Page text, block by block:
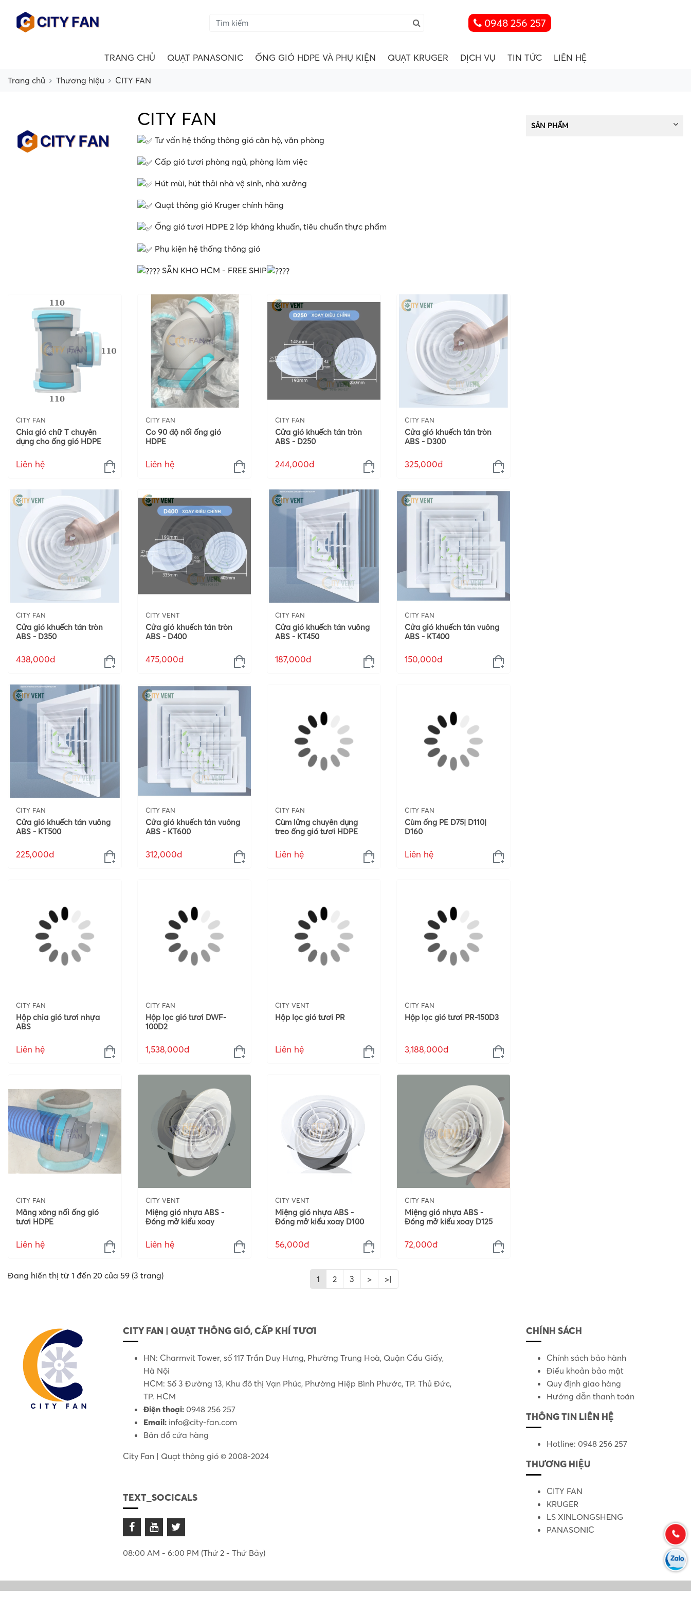
0948 256 257
TRANG CHỦ QUẠT PANASONIC ỐNG GIÓ HDPE VÀ PHỤ KIỆN QUẠT KRUGER DỊCH VỤ TIN TỨC LIÊN HỆ
Trang chủ Thương hiệu CITY FAN
CITY FAN
Tư vấn hệ thống thông gió căn hộ, văn phòng
Cấp gió tươi phòng ngủ, phòng làm việc
Hút mùi, hút thải nhà vệ sinh, nhà xưởng
Quạt thông gió Kruger chính hãng
Ống gió tươi HDPE 2 lớp kháng khuẩn, tiêu chuẩn thực phẩm
Phụ kiện hệ thống thông gió
SẴN KHO HCM - FREE SHIP
CITY FAN
Chia gió chữ T chuyên
dụng cho ống gió HDPE
Liên hệ
CITY FAN
Co 90 độ nối ống gió
HDPE
Liên hệ
CITY FAN
Cửa gió khuếch tán tròn
ABS - D250
244,000đ
CITY FAN
Cửa gió khuếch tán tròn
ABS - D300
325,000đ
CITY FAN
Cửa gió khuếch tán tròn
ABS - D350
438,000đ
CITY VENT
Cửa gió khuếch tán tròn
ABS - D400
475,000đ
CITY FAN
Cửa gió khuếch tán vuông
ABS - KT450
187,000đ
CITY FAN
Cửa gió khuếch tán vuông
ABS - KT400
150,000đ
CITY FAN
Cửa gió khuếch tán vuông
ABS - KT500
225,000đ
CITY FAN
Cửa gió khuếch tán vuông
ABS - KT600
312,000đ
CITY FAN
Cùm lửng chuyên dụng
treo ống gió tươi HDPE
Liên hệ
CITY FAN
Cùm ống PE D75| D110|
D160
Liên hệ
CITY FAN
Hộp chia gió tươi nhựa
ABS
Liên hệ
CITY FAN
Hộp lọc gió tươi DWF-
100D2
1,538,000đ
CITY VENT
Hộp lọc gió tươi PR
Liên hệ
CITY FAN
Hộp lọc gió tươi PR-150D3
3,188,000đ
CITY FAN
Măng xông nối ống gió
tươi HDPE
Liên hệ
CITY VENT
Miệng gió nhựa ABS -
Đóng mở kiểu xoay
Liên hệ
CITY VENT
Miệng gió nhựa ABS -
Đóng mở kiểu xoay D100
56,000đ
CITY FAN
Miệng gió nhựa ABS -
Đóng mở kiểu xoay D125
72,000đ
Đang hiển thị từ 1 đến 20 của 59 (3 trang) 1 2 3 > >|
SẢN PHẨM
CITY FAN | QUẠT THÔNG GIÓ, CẤP KHÍ TƯƠI
HN: Charmvit Tower, số 117 Trần Duy Hưng, Phường Trung Hoà, Quận Cầu Giấy,
Hà Nội
HCM: Số 3 Đường 13, Khu đô thị Vạn Phúc, Phường Hiệp Bình Phước, TP. Thủ Đức,
TP. HCM
Điện thoại: 0948 256 257
Email: info@city-fan.com
Bản đồ cửa hàng
City Fan | Quạt thông gió © 2008-2024
TEXT_SOCICALS
08:00 AM - 6:00 PM (Thứ 2 - Thứ Bảy)
CHÍNH SÁCH
Chính sách bảo hành
Điều khoản bảo mật
Quy định giao hàng
Hướng dẫn thanh toán
THÔNG TIN LIÊN HỆ
Hotline: 0948 256 257
THƯƠNG HIỆU
CITY FAN
KRUGER
LS XINLONGSHENG
PANASONIC